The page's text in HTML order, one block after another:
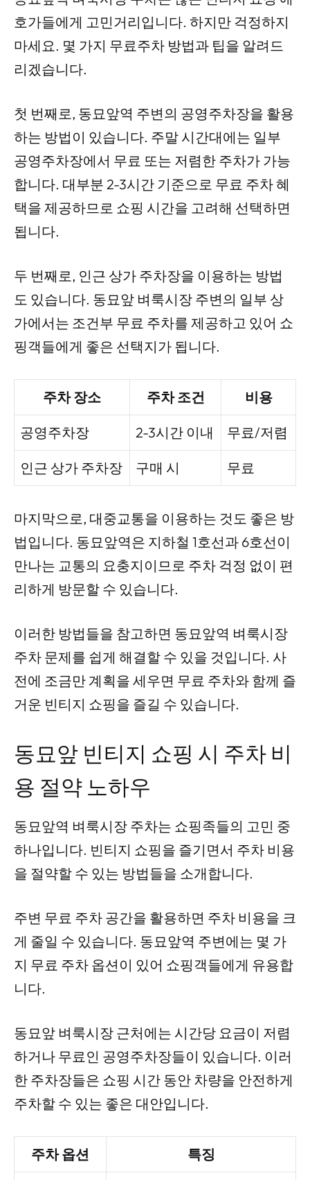
호가들에게 고민거리입니다. 하지만 걱정하지
마세요. 몇 가지 무료주차 방법과 팁을 알려드
리겠습니다.
첫 번째로, 동묘앞역 주변의 공영주차장을 활용
하는 방법이 있습니다. 주말 시간대에는 일부
공영주차장에서 무료 또는 저렴한 주차가 가능
합니다. 대부분 2-3시간 기준으로 무료 주차 혜
택을 제공하므로 쇼핑 시간을 고려해 선택하면
됩니다.
두 번째로, 인근 상가 주차장을 이용하는 방법
도 있습니다. 동묘앞 벼룩시장 주변의 일부 상
가에서는 조건부 무료 주차를 제공하고 있어 쇼
핑객들에게 좋은 선택지가 됩니다.
주차 장소 주차 조건 비용
공영주차장 2-3시간 이내 무료/저렴
인근 상가 주차장 구매 시 무료
마지막으로, 대중교통을 이용하는 것도 좋은 방
법입니다. 동묘앞역은 지하철 1호선과 6호선이
만나는 교통의 요충지이므로 주차 걱정 없이 편
리하게 방문할 수 있습니다.
이러한 방법들을 참고하면 동묘앞역 벼룩시장
주차 문제를 쉽게 해결할 수 있을 것입니다. 사
전에 조금만 계획을 세우면 무료 주차와 함께 즐
거운 빈티지 쇼핑을 즐길 수 있습니다.
동묘앞 빈티지 쇼핑 시 주차 비
용 절약 노하우
동묘앞역 벼룩시장 주차는 쇼핑족들의 고민 중
하나입니다. 빈티지 쇼핑을 즐기면서 주차 비용
을 절약할 수 있는 방법들을 소개합니다.
주변 무료 주차 공간을 활용하면 주차 비용을 크
게 줄일 수 있습니다. 동묘앞역 주변에는 몇 가
지 무료 주차 옵션이 있어 쇼핑객들에게 유용합
니다.
동묘앞 벼룩시장 근처에는 시간당 요금이 저렴
하거나 무료인 공영주차장들이 있습니다. 이러
한 주차장들은 쇼핑 시간 동안 차량을 안전하게
주차할 수 있는 좋은 대안입니다.
주차 옵션 특징